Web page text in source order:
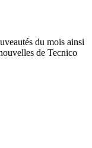
du mois ainsi
de Tecnico